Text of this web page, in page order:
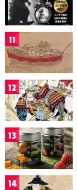
11
12
13
14